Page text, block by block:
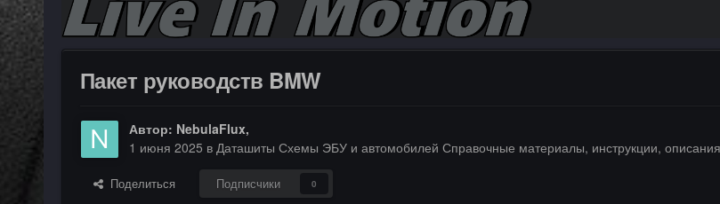
Пакет руководств BMW
Автор: NebulaFlux,
1 июня 2025 в Даташиты Схемы ЭБУ и автомобилей Справочные материалы, инструкции,
Поделиться Подписчики 0